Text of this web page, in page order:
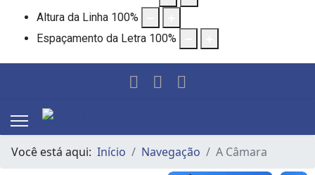
Altura da Linha 100%
Espaçamento da Letra 100%
Você está aqui: Início Navegação A Câmara